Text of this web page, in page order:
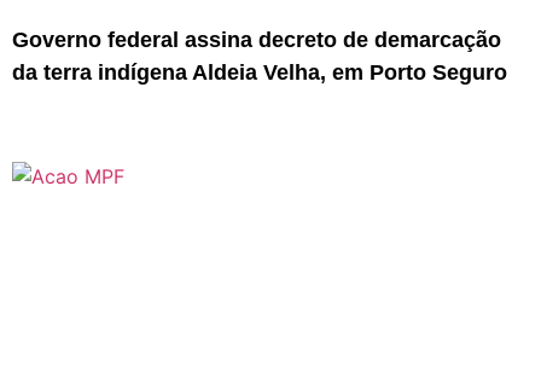
Governo federal assina decreto de demarcação
da terra indígena Aldeia Velha, em Porto Seguro